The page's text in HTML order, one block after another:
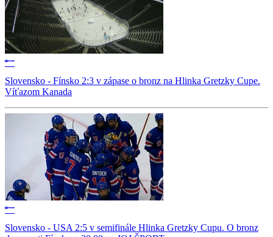
Slovensko - Fínsko 2:3 v zápase o bronz na Hlinka Gretzky Cupe.
Víťazom Kanada
Slovensko - USA 2:5 v semifinále Hlinka Gretzky Cupu. O bronz